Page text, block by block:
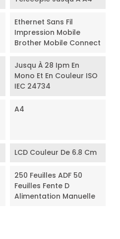
Ethernet Sans Fil
Impression Mobile
Brother Mobile Connect
Jusqu À 28 Ipm En
Mono Et En Couleur ISO
IEC 24734
A4
LCD Couleur De 6.8 Cm
250 Feuilles ADF 50
Feuilles Fente D
Alimentation Manuelle